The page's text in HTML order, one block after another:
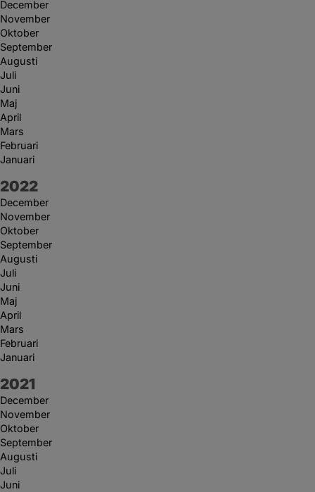
December
November
Oktober
September
Augusti
Juli
Juni
Maj
April
Mars
Februari
Januari
År:
2022
December
November
Oktober
September
Augusti
Juli
Juni
Maj
April
Mars
Februari
Januari
År:
2021
December
November
Oktober
September
Augusti
Juli
Juni